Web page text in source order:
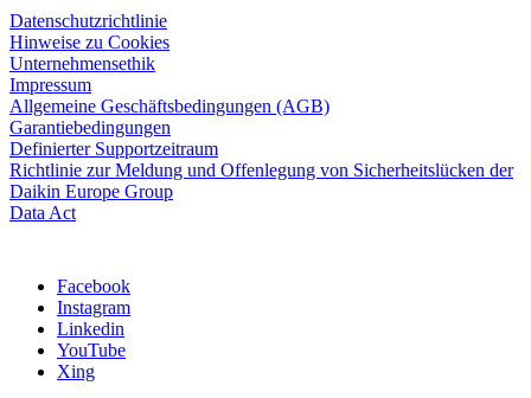
Datenschutzrichtlinie
Hinweise zu Cookies
Unternehmensethik
Impressum
Allgemeine Geschäftsbedingungen (AGB)
Garantiebedingungen
Definierter Supportzeitraum
Richtlinie zur Meldung und Offenlegung von Sicherheitslücken der
Daikin Europe Group
Data Act
Facebook
Instagram
Linkedin
YouTube
Xing